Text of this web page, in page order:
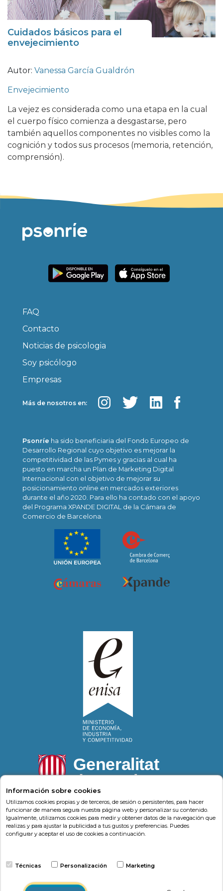
Cuidados básicos para el
envejecimiento
Autor: Vanessa García Gualdrón
Envejecimiento
La vejez es considerada como una etapa en la cual
el cuerpo físico comienza a desgastarse, pero
también aquellos componentes no visibles como la
cognición y todos sus procesos (memoria, retención,
comprensión).
FAQ
Contacto
Noticias de psicologia
Soy psicólogo
Empresas
Más de nosotros en:
Psonríe ha sido beneficiaria del Fondo Europeo de
Desarrollo Regional cuyo objetivo es mejorar la
competitividad de las Pymes y gracias al cual ha
puesto en marcha un Plan de Marketing Digital
Internacional con el objetivo de mejorar su
posicionamiento online en mercados exteriores
durante el año 2020. Para ello ha contado con el apoyo
del Programa XPANDE DIGITAL de la Cámara de
Comercio de Barcelona.
Psonríe Carrer de la Llacuna 162 08018, Barcelona
(Barcelona)-Psonrie.com
Información sobre cookies
Utilizamos cookies propias y de terceros, de sesión o persistentes, para hacer
funcionar de manera segura nuestra página web y personalizar su contenido.
Igualmente, utilizamos cookies para medir y obtener datos de la navegación que
realizas y para ajustar la publicidad a tus gustos y preferencias. Puedes
configurar y aceptar el uso de cookies a continuación.
Técnicas Personalización Marketing